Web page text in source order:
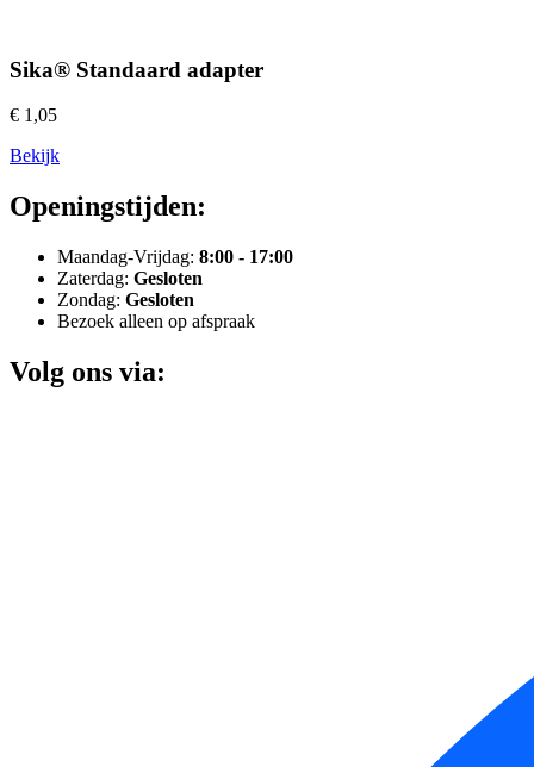
Sika® Standaard adapter
€ 1,05
Bekijk
Openingstijden:
Maandag-Vrijdag: 8:00 - 17:00
Zaterdag: Gesloten
Zondag: Gesloten
Bezoek alleen op afspraak
Volg ons via: